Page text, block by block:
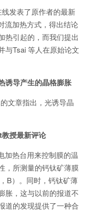
发表了原作者的最新
流加热方式，得出结论
热引起的，而我们提出
与Tsai 等人在原始论文
诱导产生的晶格膨胀
文章指出，光诱导晶
授最新评论
加热台用来控制膜的温
，所测量的钙钛矿薄膜
B）。同时，钙钛矿薄
胀，这与以前的报道不
道的发现提供了一种合